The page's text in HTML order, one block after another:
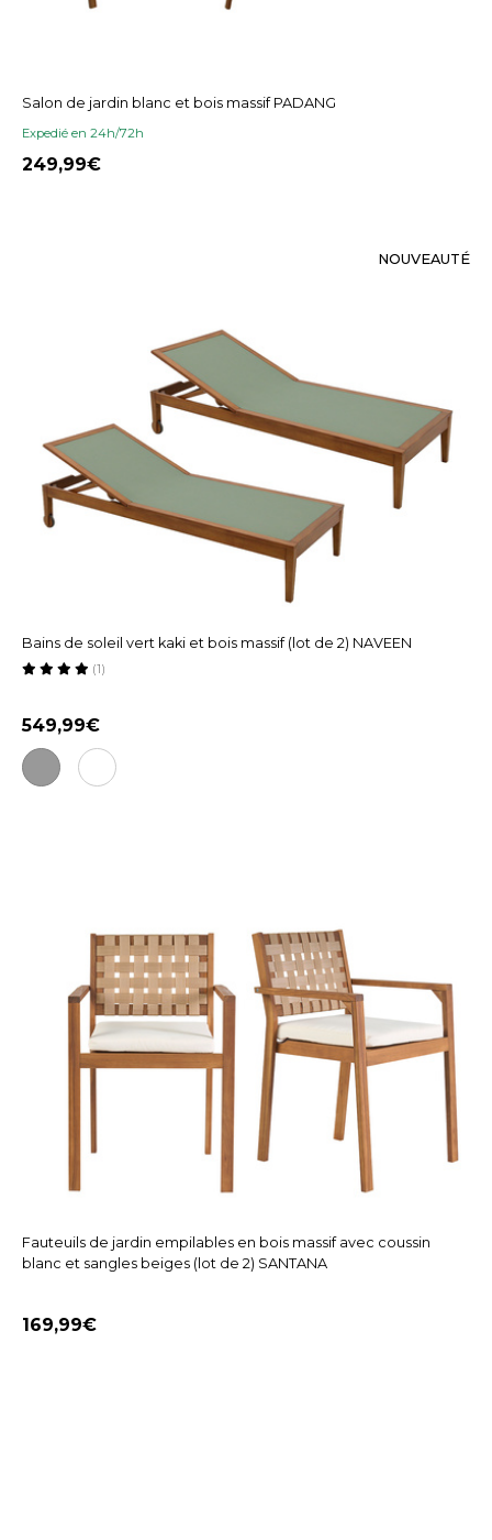
Salon de jardin blanc et bois massif PADANG
Expedié en 24h/72h
249,99
NOUVEAUTÉ
Bains de soleil vert kaki et bois massif (lot de 2) NAVEEN
(1)
549,99
Fauteuils de jardin empilables en bois massif avec coussin
blanc et sangles beiges (lot de 2) SANTANA
169,99